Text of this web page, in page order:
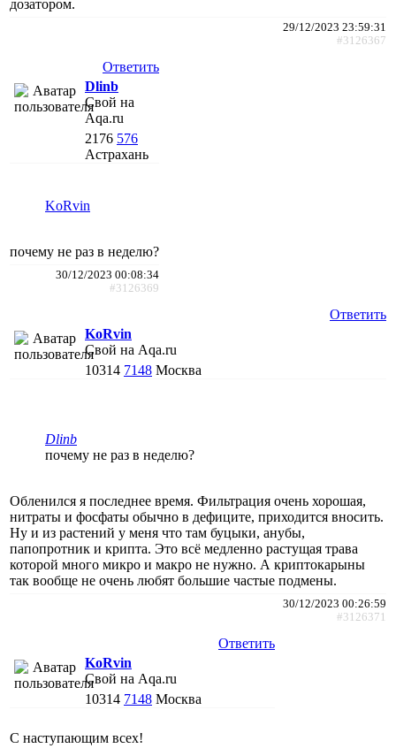
дозатором.
29/12/2023 23:59:31
#3126367
Ответить
Dlinb
Свой на
Aqa.ru
2176 576
Астрахань
KoRvin
почему не раз в неделю?
30/12/2023 00:08:34
#3126369
Ответить
KoRvin
Свой на Aqa.ru
10314 7148 Москва
Dlinb
почему не раз в неделю?
Обленился я последнее время. Фильтрация очень хорошая,
нитраты и фосфаты обычно в дефиците, приходится вносить.
Ну и из растений у меня что там буцыки, анубы,
папопротник и крипта. Это всё медленно растущая трава
которой много микро и макро не нужно. А криптокарыны
так вообще не очень любят большие частые подмены.
30/12/2023 00:26:59
#3126371
Ответить
KoRvin
Свой на Aqa.ru
10314 7148 Москва
С наступающим всех!